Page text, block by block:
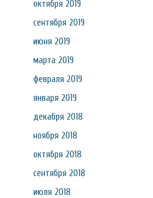
октября 2019
сентября 2019
июня 2019
марта 2019
февраля 2019
января 2019
декабря 2018
ноября 2018
октября 2018
сентября 2018
июля 2018